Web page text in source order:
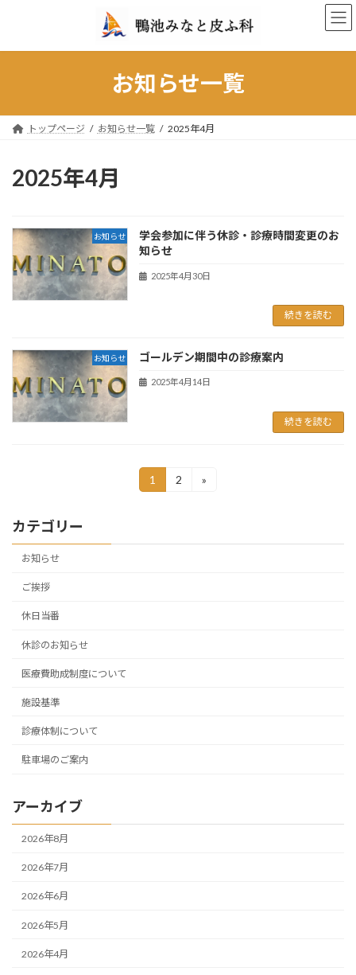
ン
キ
ー
に
お知らせ一覧
トップページ お知らせ一覧 2025年4月
2025年4月
お知らせ
学会参加に伴う休診・診療時間変更のお
知らせ
2025年4月30日
続きを読む
お知らせ ゴールデン期間中の診療案内
2025年4月14日
続きを読む
の
ペ
ー
ジ
送
り
固
定
ジ
1
固
ジ
2 »
カテゴリー
お知らせ
ご挨拶
休日当番
休診のお知らせ
医療費助成制度について
施設基準
診療体制について
駐車場のご案内
アーカイブ
2026年8月
2026年7月
2026年6月
2026年5月
2026年4月